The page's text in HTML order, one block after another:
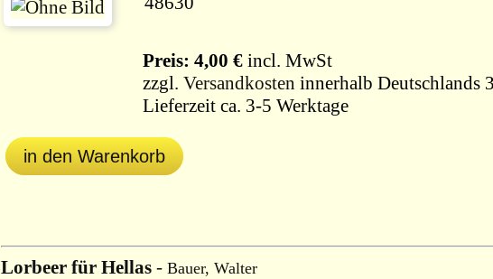
Preis: 4,00 € incl. MwSt
zzgl. Versandkosten innerhalb Deutschlands
Lieferzeit ca. 3-5 Werktage
in den Warenkorb
Lorbeer für Hellas - Bauer, Walter